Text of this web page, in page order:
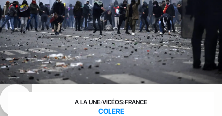
A LA UNE›VIDÉOS›FRANCE
COLERE